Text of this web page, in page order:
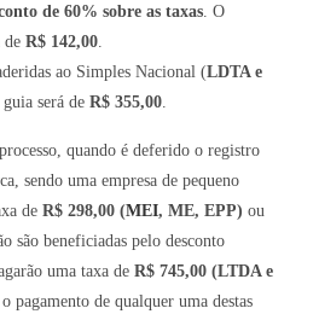
de 60% sobre as taxas . O
deR$ 142,00
ao Simples Nacional (LDTA e
guia será deR$ 355,00
quando é deferido o registro
sendo uma empresa de pequeno
deR$ 298,00 (MEI, ME, EPP) ou
são beneficiadas pelo desconto
uma taxa deR$ 745,00 (LTDA e
pagamento de qualquer uma destas